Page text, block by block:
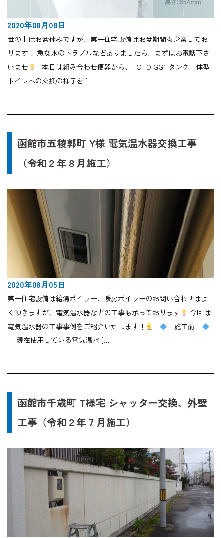
2020年08月08日
世の中はお盆休みですが、第一住宅設備はお盆期間も営業してお
ります！ 急な水のトラブルなどありましたら、まずはお電話下さ
いませ
本日は組み合わせ便器から、TOTO GG1 タンク一体型
トイレへの交換の様子を […
函館市五稜郭町 Y様 電気温水器交換工事
（令和２年８月施工）
2020年08月05日
第一住宅設備は給湯ボイラー、暖房ボイラーのお問い合わせはよ
く頂きますが、電気温水器などの工事も承っております
今回は
電気温水器の工事事例をご紹介いたします！
施工前
現在使用している電気温水 […
函館市千歳町 T様宅 シャッター交換、外壁
工事（令和２年７月施工）